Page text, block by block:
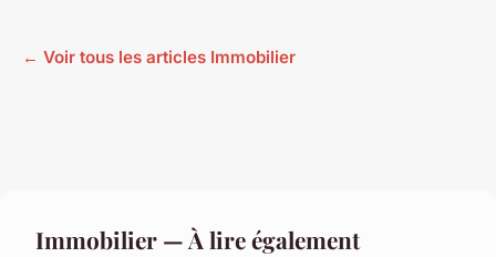
← Voir tous les articles Immobilier
Immobilier — À lire également